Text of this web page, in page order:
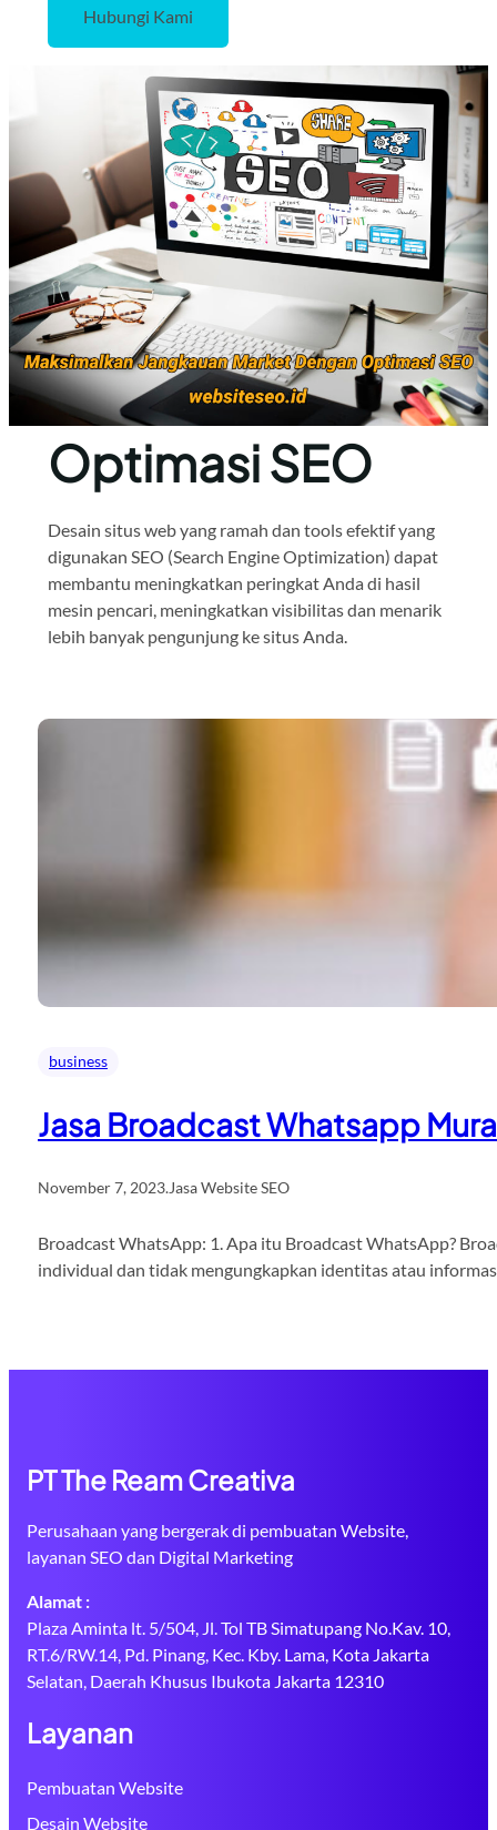
Hubungi Kami
Optimasi SEO
Desain situs web yang ramah dan tools efektif yang
digunakan SEO (Search Engine Optimization) dapat
membantu meningkatkan peringkat Anda di hasil
mesin pencari, meningkatkan visibilitas dan menarik
lebih banyak pengunjung ke situs Anda.
business
Jasa Broadcast Whatsapp
November 7, 2023.Jasa Website SEO
Broadcast WhatsApp: 1. Apa itu Broadcast WhatsApp?
individual dan tidak mengungkapkan identitas atau
PT The Ream Creativa
Perusahaan yang bergerak di pembuatan Website,
layanan SEO dan Digital Marketing
Alamat :
Plaza Aminta lt. 5/504, Jl. Tol TB Simatupang No.Kav. 10,
RT.6/RW.14, Pd. Pinang, Kec. Kby. Lama, Kota Jakarta
Selatan, Daerah Khusus Ibukota Jakarta 12310
Layanan
Pembuatan Website
Desain Website